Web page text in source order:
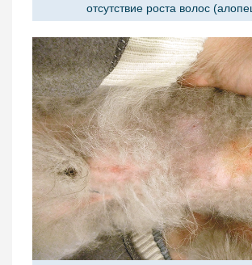
отсутствие роста волос